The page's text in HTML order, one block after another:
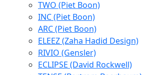
TWO (Piet Boon)
INC (Piet Boon)
ARC (Piet Boon)
ELEEZ (Zaha Hadid Design)
RIVIO (Gensler)
ECLIPSE (David Rockwell)